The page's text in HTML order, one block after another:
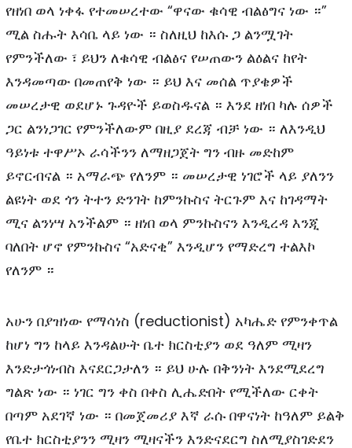
የዘነበ ወላ ነቀፋ የተመሠረተው “ዋናው ቁሳዊ ብልፅግና ነው ።”
ሚል ስሑት እሳቤ ላይ ነው ። ስለዚህ ከእሱ ጋ ልንሟገት
የምንችለው ፣ ይህን ለቁሳዊ ብልፅና የሠጠውን ልዕልና ከየት
እንዳመጣው በመጠየቅ ነው ። ይህ እና መሰል ጥያቄዎች
መሠረታዊ ወደሆኑ ጉዳዮች ይወስዱናል ። እንደ ዘነበ ካሉ ሰዎች
ጋር ልንነጋገር የምንችለውም በዚያ ደረጃ ብቻ ነው ። ለእንዲህ
ዓይነቱ ተዋሥኦ ራሳችንን ለማዘጋጀት ግን ብዙ መድከም
ይኖርብናል ። አማራጭ የለንም ። መሠረታዊ ነገሮች ላይ ያለንን
ልዩነት ወደ ጎን ትተን ድንገት ከምንኩስና ትርጉም እና ከገዳማት
ሚና ልንነሣ አንችልም ። ዘነበ ወላ ምንኩስናን እንዲረዳ እንጂ
ባለበት ሆኖ የምንኩስና “አድናቂ” እንዲሆን የማድረግ ተልእኮ
የለንም ።
አሁን በያዝነው የማሳነስ (reductionist) አካሔድ የምንቀጥል
ከሆነ ግን ከላይ እንዳልሁት ቤተ ክርስቲያን ወደ ዓለም ሚዛን
እንድታጎነብስ እናደርጋታለን ። ይህ ሁሉ በቅንነት እንደሚደረግ
ግልጽ ነው ። ነገር ግን ቀስ በቀስ ሊሔድበት የሚችለው ርቀት
በጣም አደገኛ ነው ። በመጀመሪያ እኛ ራሱ በዋናነት ከዓለም ይልቅ
የቤተ ክርስቲያንን ሚዛን ሚዛናችን እንድናደርግ ስለሚያስገድደን